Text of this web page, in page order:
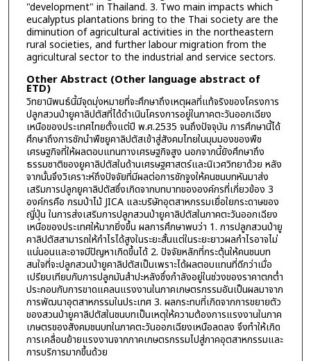
"development" in Thailand. 3. Two main impacts which
eucalyptus plantations bring to the Thai society are the
diminution of agricultural activities in the northeastern
rural societies, and further labour migration from the
agricultural sector to the industrial and service sectors.
Other Abstract (Other language abstract of
ETD)
วิทยานิพนธ์นี้มีจุดมุ่งหมายที่จะศึกษาถึงเหตุผลที่แท้จริงของโครงการ
ปลูกสวนป่ายูคาลิปตัสที่ได้ดำเนินโครงการอยู่ในภาคตะวันออกเฉียง
เหนือของประเทศไทยตั้งแต่ปี พ.ศ.2535 จนถึงปัจจุบัน การศึกษานี้ได้
ศึกษาถึงการชักนำพืชยูคาลิปตัสเข้าสู่สังคมไทยในมุมมองของพืช
เศรษฐกิจที่ให้ผลตอบแทนทางเศรษฐกิจสูง นอกจากนี้ยังศึกษาถึง
ธรรมชาติของยูคาลิปตัสในด้านเศรษฐศาสตร์และนิเวศวิทยาด้วย หลัง
จากนั้นจึงวิเคราะห์ถึงปัจจัยที่มีผลต่อการชักจูงให้คนชนบทหันมาส่ง
เสริมการปลูกยูคาลิปตัสซึ่งเกิดจากบทบาทขององค์กรที่เกี่ยวข้อง 3
องค์กรคือ กรมป่าไม้ JICA และบริษัทอุตสาหกรรมเยื่อใยกระดาษของ
ญี่ปุ่น ในการส่งเสริมการปลูกสวนป่ายูคาลิปตัสในภาคตะวันออกเฉียง
เหนือของประเทศให้มากยิ่งขึ้น ผลการศึกษาพบว่า 1. การปลูกสวนป่ายู
คาลิปตัสสามารถให้กำไรได้สูงในระยะสั้นแต่ในระยะยาวผลกำไรอาจไม่
แน่นอนและอาจมีปัญหาเกิดขึ้นได้ 2. ปัจจัยหลักที่กระตุ้นให้คนชนบท
สนใจที่จะปลูกสวนป่ายูคาลิปตัสเป็นเพราะได้ผลตอบแทนที่ดีกว่าเมื่อ
เปรียบเทียบกับการปลูกมันสำปะหลังซึ่งกำลังอยู่ในช่วงของราคาตกต่ำ
ประกอบกับการขาดแคลนแรงงานในภาคเกษตรกรรมอันเป็นผลมาจาก
การพัฒนาอุตสาหกรรมในประเทศ 3. ผลกระทบที่เกิดจากการขยายตัว
ของสวนป่ายูคาลิปตัสในชนบทเป็นเหตุให้ความต้องการแรงงานในภาค
เกษตรของสังคมชนบทในภาคตะวันออกเฉียงเหนือลดลง จึงทำให้เกิด
การเคลื่อนย้ายแรงงานจากภาคเกษตรกรรมไปสู่ภาคอุตสาหกรรมและ
การบริการมากขึ้นด้วย